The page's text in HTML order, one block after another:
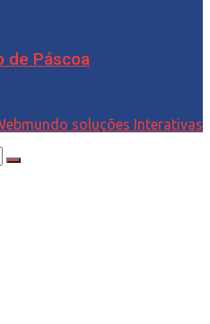
de Páscoa
soluções Interativas